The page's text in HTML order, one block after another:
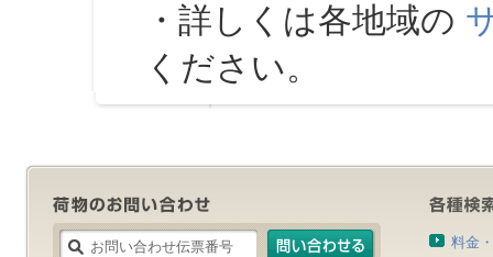
・詳しくは各地域の
ください。
料金